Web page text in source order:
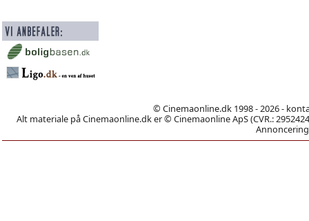
© Cinemaonline.dk 1998 - 2026 -
Alt materiale på Cinemaonline.dk er © Cinemaonline ApS (CVR.: